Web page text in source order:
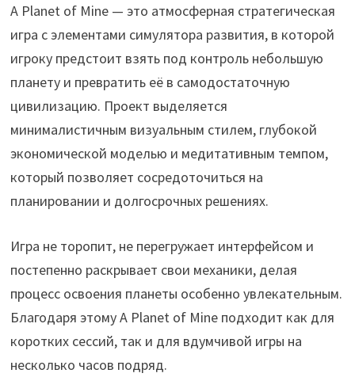
A Planet of Mine — это атмосферная стратегическая
игра с элементами симулятора развития, в которой
игроку предстоит взять под контроль небольшую
планету и превратить её в самодостаточную
цивилизацию. Проект выделяется
минималистичным визуальным стилем, глубокой
экономической моделью и медитативным темпом,
который позволяет сосредоточиться на
планировании и долгосрочных решениях.
Игра не торопит, не перегружает интерфейсом и
постепенно раскрывает свои механики, делая
процесс освоения планеты особенно увлекательным.
Благодаря этому A Planet of Mine подходит как для
коротких сессий, так и для вдумчивой игры на
несколько часов подряд.